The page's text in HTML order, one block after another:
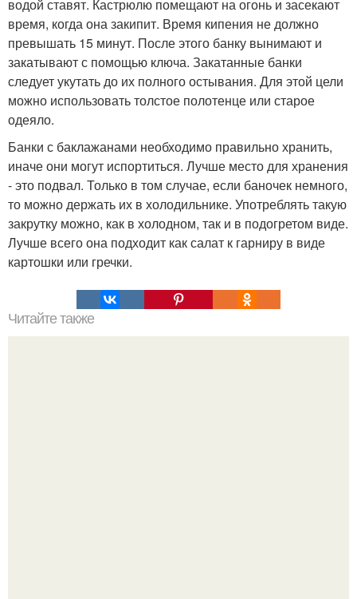
водой ставят. Кастрюлю помещают на огонь и засекают
время, когда она закипит. Время кипения не должно
превышать 15 минут. После этого банку вынимают и
закатывают с помощью ключа. Закатанные банки
следует укутать до их полного остывания. Для этой цели
можно использовать толстое полотенце или старое
одеяло.
Банки с баклажанами необходимо правильно хранить,
иначе они могут испортиться. Лучше место для хранения
- это подвал. Только в том случае, если баночек немного,
то можно держать их в холодильнике. Употреблять такую
закрутку можно, как в холодном, так и в подогретом виде.
Лучше всего она подходит как салат к гарниру в виде
картошки или гречки.
Читайте также